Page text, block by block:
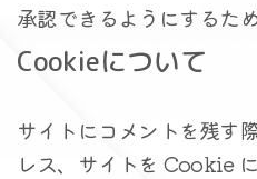
承認できるようにするため
Cookieについて
サイトにコメントを残す
レス、サイトを Cookie